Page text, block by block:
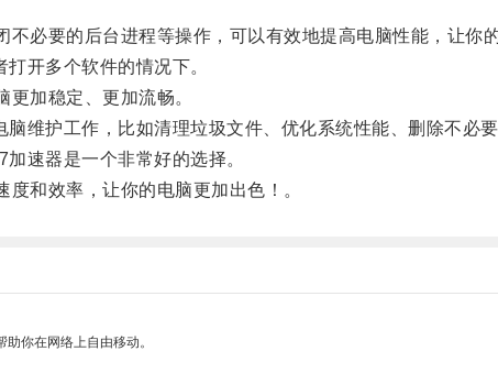
要的后台进程等操作，可以有效地提高电脑性能，让你的
开多个软件的情况下。
加稳定、更加流畅。
护工作，比如清理垃圾文件、优化系统性能、删除不必要
速器是一个非常好的选择。
和效率，让你的电脑更加出色！。
你在网络上自由移动。